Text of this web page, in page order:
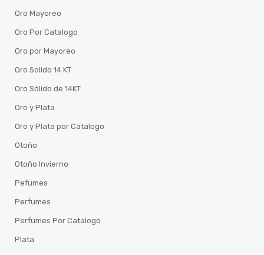
Oro Mayoreo
Oro Por Catalogo
Oro por Mayoreo
Oro Solido 14 KT
Oro Sólido de 14KT
Oro y Plata
Oro y Plata por Catalogo
Otoño
Otoño Invierno
Pefumes
Perfumes
Perfumes Por Catalogo
Plata